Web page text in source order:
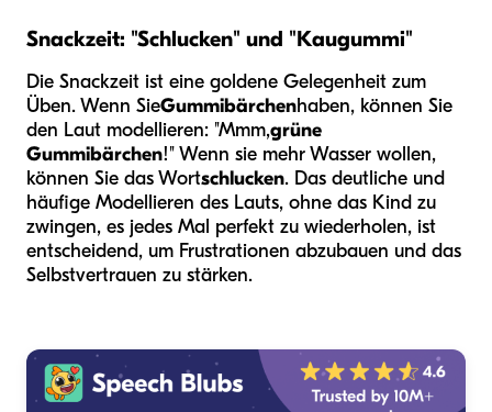
Snackzeit: "Schlucken" und "Kaugummi"
Die Snackzeit ist eine goldene Gelegenheit zum
Üben. Wenn SieGummibärchenhaben, können Sie
den Laut modellieren: "Mmm,grüne
Gummibärchen!" Wenn sie mehr Wasser wollen,
können Sie das Wortschlucken. Das deutliche und
häufige Modellieren des Lauts, ohne das Kind zu
zwingen, es jedes Mal perfekt zu wiederholen, ist
entscheidend, um Frustrationen abzubauen und das
Selbstvertrauen zu stärken.